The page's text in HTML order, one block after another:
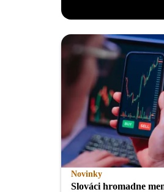
Novinky
Slováci hromadne